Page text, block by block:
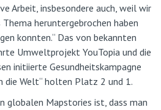
Arbeit, insbesondere auch, weil wir
heruntergebrochen haben
konnten.“ Das von bekannten
Umweltprojekt YouTopia und die
initiierte Gesundheitskampagne
die Welt“ holten Platz 2 und 1.
globalen Mapstories ist, dass man